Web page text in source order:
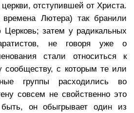
отступившей от Христа.
времена Лютера) так бранили
Церковь; затем у радикальных
не говоря уже о
стали относиться к
сообществу, с которым те или
группы расходились во
совсем не свойственно это
он обыгрывает один из